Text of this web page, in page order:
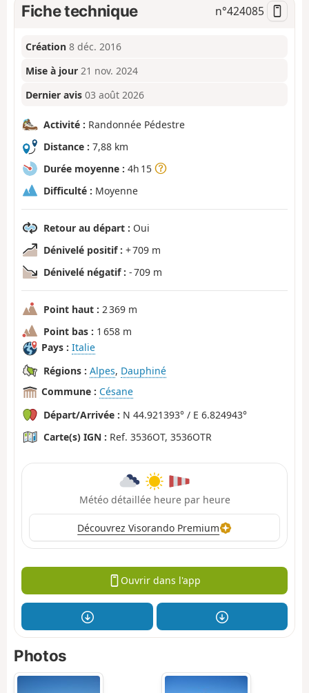
Fiche technique n°424085
Création 8 déc. 2016
Mise à jour 21 nov. 2024
Dernier avis 03 août 2026
Activité : Randonnée Pédestre
Distance : 7,88 km
Durée moyenne : 4h 15
Difficulté : Moyenne
Retour au départ : Oui
Dénivelé positif : + 709 m
Dénivelé négatif : - 709 m
Point haut : 2 369 m
Point bas : 1 658 m
Pays : Italie
Régions : Alpes, Dauphiné
Commune : Césane
Départ/Arrivée : N 44.921393° / E 6.824943°
Carte(s) IGN : Ref. 3536OT, 3536OTR
Météo détaillée heure par heure
Découvrez Visorando Premium
Ouvrir dans l'app
Photos